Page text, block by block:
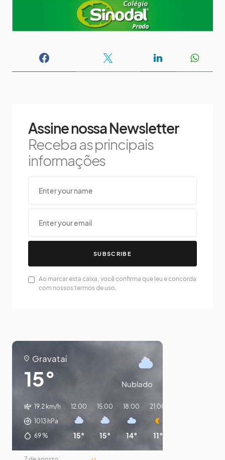
Assine nossa Newsletter
Receba as principais
informações
SUBSCRIBE
Ao marcar esta caixa, você confirma que leu e concorda
com nossos termos de uso.
Gravataí
15° Nublado
19.2 km/h
1013 hPa
69%
12:00
15°
15:00
15°
18:00
14°
21:00
11°